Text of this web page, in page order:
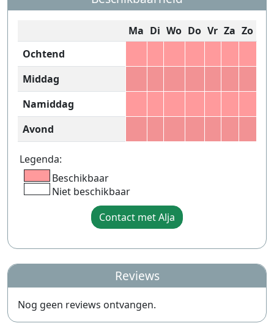
Ma Di Wo Do Vr Za Zo
Ochtend
Middag
Namiddag
Avond
Legenda:
Beschikbaar
Niet beschikbaar
Contact met Alja
Reviews
Nog geen reviews ontvangen.